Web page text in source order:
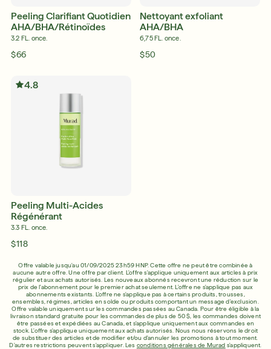
prouvés
S'INSCRIRE
Peeling Clarifiant Quotidien
AHA/BHA/Rétinoïdes
3.2 FL. once.
$66
Nettoyant exfoliant
AHA/BHA
6,75 FL. once.
$50
4.8
Peeling Multi-Acides
Régénérant
3.3 FL. once.
$118
Offre valable jusqu'au 01/09/2025 23h59 HNP. Cette offre ne peut être combinée à
aucune autre offre. Une offre par client. L'offre s'applique uniquement aux articles à prix
régulier et aux achats autorisés. Les nouveaux abonnés recevront une réduction sur le
prix de l'abonnement pour le premier achat seulement. L'offre ne s'applique pas aux
abonnements existants. L'offre ne s'applique pas à certains produits, trousses,
ensembles, régimes, articles en solde ou produits comportant un message d'exclusion.
Offre valable uniquement sur les commandes passées au Canada. Pour être éligible à la
livraison standard gratuite pour les commandes de plus de 50 $, les commandes doivent
être passées et expédiées au Canada, et s'applique uniquement aux commandes en
stock. L'offre s'applique uniquement aux achats autorisés. Nous nous réservons le droit
de substituer des articles et de modifier et/ou d'annuler les promotions à tout moment.
D'autres restrictions peuvent s'appliquer. Les conditions générales de Murad s'appliquent.